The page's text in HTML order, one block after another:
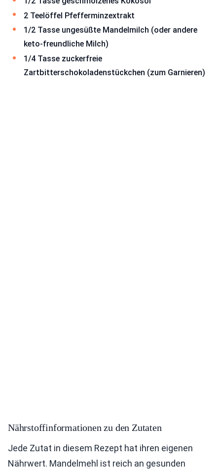
2 Teelöffel Pfefferminzextrakt
1/2 Tasse ungesüßte Mandelmilch (oder andere
keto-freundliche Milch)
1/4 Tasse zuckerfreie
Zartbitterschokoladenstückchen (zum Garnieren)
Nährstoffinformationen zu den Zutaten
Jede Zutat in diesem Rezept hat ihren eigenen
Nährwert. Mandelmehl ist reich an gesunden